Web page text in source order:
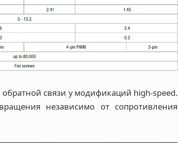
связи у модификаций high-speed.
независимо от сопротивления